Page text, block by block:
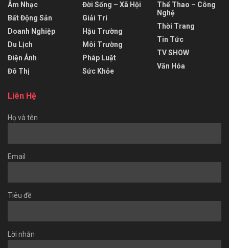
Âm Nhạc
Bất Động Sản
Doanh Nghiệp
Du Lịch
Điện Ảnh
Đô Thị
Đời Sống – Xã Hội
Giải Trí
Hậu Trường
Môi Trường
Pháp Luật
Sức Khỏe
Thể Thao – Công
Nghệ
Thời Trang
Tin Tức
TV SHOW
Văn Hóa
Liên Hệ
Họ và tên
Email
Tiêu đề
Lời nhắn